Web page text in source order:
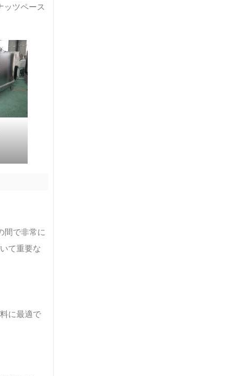
ッツペース
間で非常に
て重要な
に最適で